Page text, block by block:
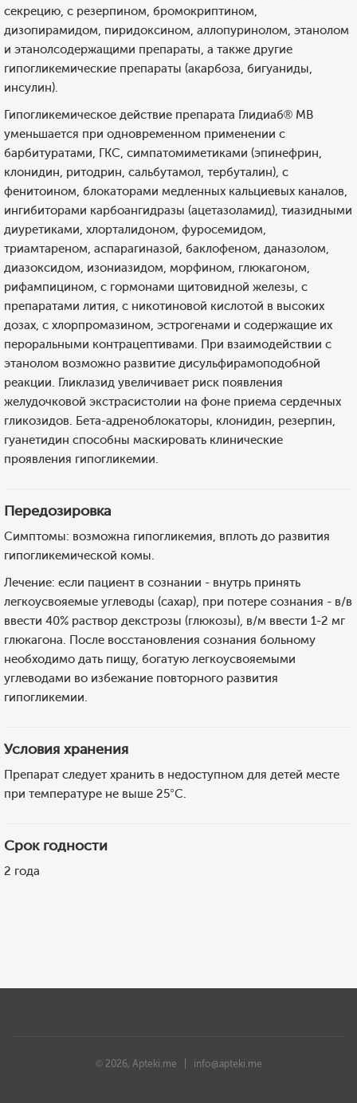
секрецию, с резерпином, бромокриптином,
дизопирамидом, пиридоксином, аллопуринолом, этанолом
и этанолсодержащими препараты, а также другие
гипогликемические препараты (акарбоза, бигуаниды,
инсулин).
Гипогликемическое действие препарата Глидиаб® МВ
уменьшается при одновременном применении с
барбитуратами, ГКС, симпатомиметиками (эпинефрин,
клонидин, ритодрин, сальбутамол, тербуталин), с
фенитоином, блокаторами медленных кальциевых каналов,
ингибиторами карбоангидразы (ацетазоламид), тиазидными
диуретиками, хлорталидоном, фуросемидом,
триамтареном, аспарагиназой, баклофеном, даназолом,
диазоксидом, изониазидом, морфином, глюкагоном,
рифампицином, с гормонами щитовидной железы, с
препаратами лития, с никотиновой кислотой в высоких
дозах, с хлорпромазином, эстрогенами и содержащие их
пероральными контрацептивами. При взаимодействии с
этанолом возможно развитие дисульфирамоподобной
реакции. Гликлазид увеличивает риск появления
желудочковой экстрасистолии на фоне приема сердечных
гликозидов. Бета-адреноблокаторы, клонидин, резерпин,
гуанетидин способны маскировать клинические
проявления гипогликемии.
Передозировка
Симптомы: возможна гипогликемия, вплоть до развития
гипогликемической комы.
Лечение: если пациент в сознании - внутрь принять
легкоусвояемые углеводы (сахар), при потере сознания - в/в
ввести 40% раствор декстрозы (глюкозы), в/м ввести 1-2 мг
глюкагона. После восстановления сознания больному
необходимо дать пищу, богатую легкоусвояемыми
углеводами во избежание повторного развития
гипогликемии.
Условия хранения
Препарат следует хранить в недоступном для детей месте
при температуре не выше 25°C.
Срок годности
2 года
© 2026, Apteki.me | info@apteki.me